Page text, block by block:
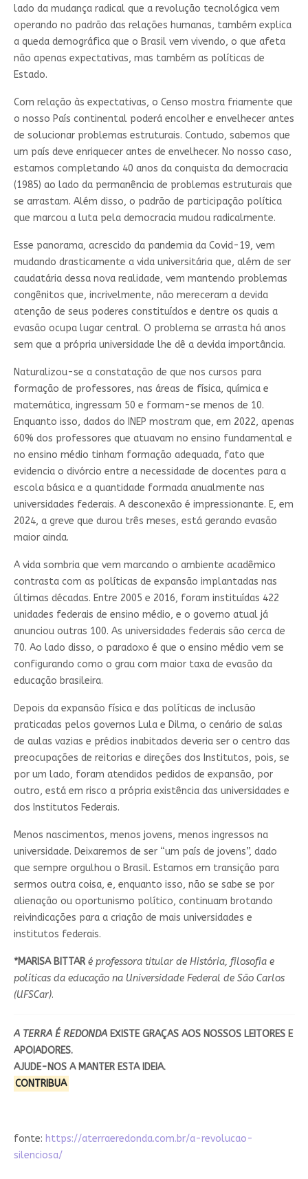
lado da mudança radical que a revolução tecnológica vem
operando no padrão das relações humanas, também explica
a queda demográfica que o Brasil vem vivendo, o que afeta
não apenas expectativas, mas também as políticas de
Estado.
Com relação às expectativas, o Censo mostra friamente que
o nosso País continental poderá encolher e envelhecer antes
de solucionar problemas estruturais. Contudo, sabemos que
um país deve enriquecer antes de envelhecer. No nosso caso,
estamos completando 40 anos da conquista da democracia
(1985) ao lado da permanência de problemas estruturais que
se arrastam. Além disso, o padrão de participação política
que marcou a luta pela democracia mudou radicalmente.
Esse panorama, acrescido da pandemia da Covid-19, vem
mudando drasticamente a vida universitária que, além de ser
caudatária dessa nova realidade, vem mantendo problemas
congênitos que, incrivelmente, não mereceram a devida
atenção de seus poderes constituídos e dentre os quais a
evasão ocupa lugar central. O problema se arrasta há anos
sem que a própria universidade lhe dê a devida importância.
Naturalizou-se a constatação de que nos cursos para
formação de professores, nas áreas de física, química e
matemática, ingressam 50 e formam-se menos de 10.
Enquanto isso, dados do INEP mostram que, em 2022, apenas
60% dos professores que atuavam no ensino fundamental e
no ensino médio tinham formação adequada, fato que
evidencia o divórcio entre a necessidade de docentes para a
escola básica e a quantidade formada anualmente nas
universidades federais. A desconexão é impressionante. E, em
2024, a greve que durou três meses, está gerando evasão
maior ainda.
A vida sombria que vem marcando o ambiente acadêmico
contrasta com as políticas de expansão implantadas nas
últimas décadas. Entre 2005 e 2016, foram instituídas 422
unidades federais de ensino médio, e o governo atual já
anunciou outras 100. As universidades federais são cerca de
70. Ao lado disso, o paradoxo é que o ensino médio vem se
configurando como o grau com maior taxa de evasão da
educação brasileira.
Depois da expansão física e das políticas de inclusão
praticadas pelos governos Lula e Dilma, o cenário de salas
de aulas vazias e prédios inabitados deveria ser o centro das
preocupações de reitorias e direções dos Institutos, pois, se
por um lado, foram atendidos pedidos de expansão, por
outro, está em risco a própria existência das universidades e
dos Institutos Federais.
Menos nascimentos, menos jovens, menos ingressos na
universidade. Deixaremos de ser “um país de jovens”, dado
que sempre orgulhou o Brasil. Estamos em transição para
sermos outra coisa, e, enquanto isso, não se sabe se por
alienação ou oportunismo político, continuam brotando
reivindicações para a criação de mais universidades e
institutos federais.
*MARISA BITTAR é professora titular de História, filosofia e
políticas da educação na Universidade Federal de São Carlos
(UFSCar).
A TERRA É REDONDAEXISTE GRAÇAS AOS NOSSOS LEITORES E
APOIADORES.
AJUDE-NOS A MANTER ESTA IDEIA.
CONTRIBUA
fonte: https://aterraeredonda.com.br/a-revolucao-
silenciosa/